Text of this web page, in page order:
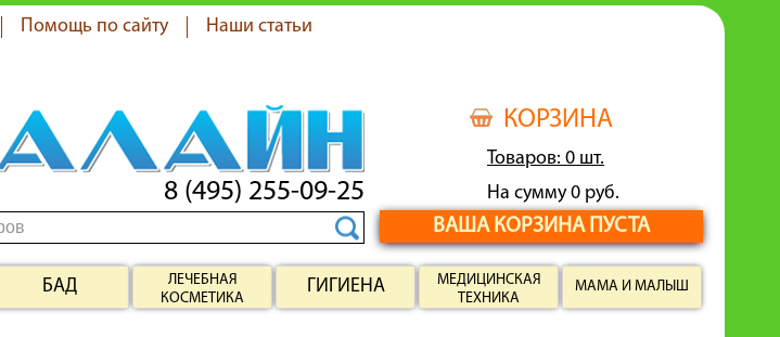
Помощь по сайту Наши статьи
КОРЗИНА
Товаров: 0 шт.
На сумму 0 руб.
ВАША КОРЗИНА ПУСТА
8 (495) 255-09-25
БАД
ЛЕЧЕБНАЯ
КОСМЕТИКА
ГИГИЕНА
МЕДИЦИНСКАЯ
ТЕХНИКА
МАМА И МАЛЫШ